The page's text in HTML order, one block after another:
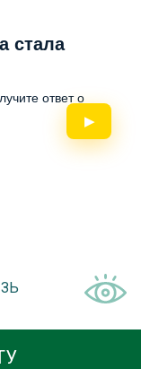
стала
ответ о
▶